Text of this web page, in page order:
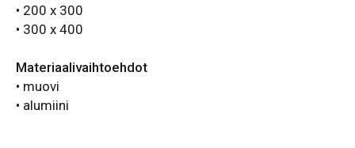
• 200 x 300
• 300 x 400
Materiaalivaihtoehdot
• muovi
• alumiini